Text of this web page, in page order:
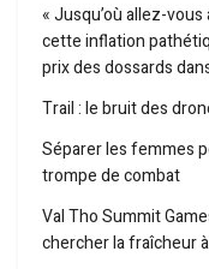
« Jusqu’où allez-
cette inflation
prix des dossards
Trail : le bruit des
Séparer les femmes
trompe de combat
Val Tho Summit
chercher la fraîcheur